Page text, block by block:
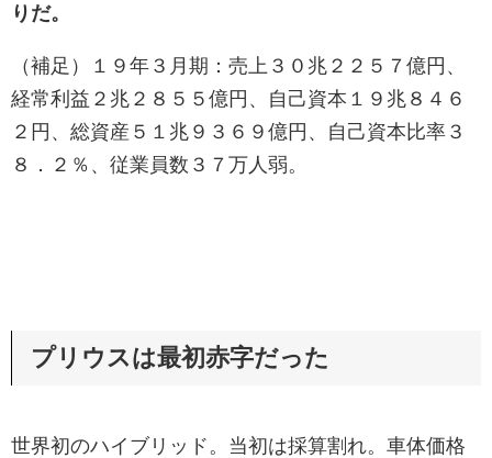
りだ。
（補足）１９年３月期：売上３０兆２２５７億円、
経常利益２兆２８５５億円、自己資本１９兆８４６
２円、総資産５１兆９３６９億円、自己資本比率３
８．２％、従業員数３７万人弱。
プリウスは最初赤字だった
世界初のハイブリッド。当初は採算割れ。車体価格